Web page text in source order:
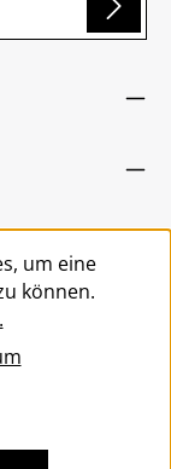
sind
um eine
können.